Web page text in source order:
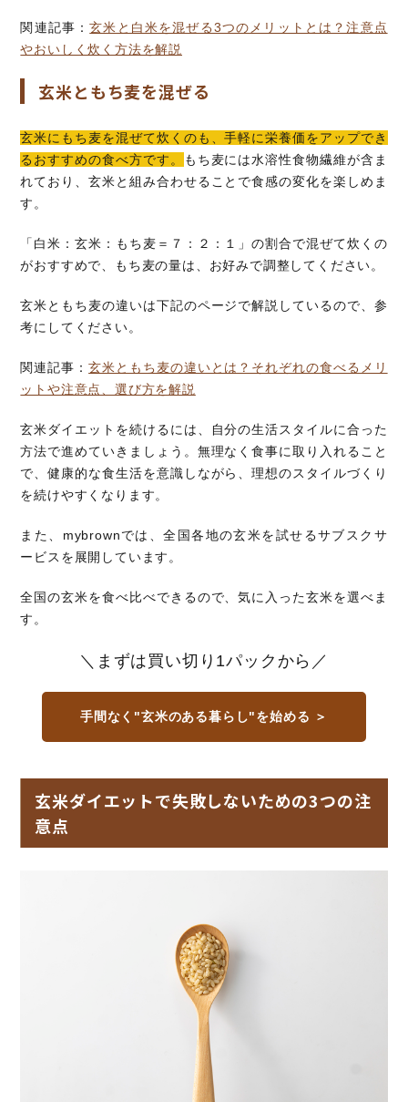
関連記事：玄米と白米を混ぜる3つのメリットとは？注意点
やおいしく炊く方法を解説
玄米ともち麦を混ぜる
玄米にもち麦を混ぜて炊くのも、手軽に栄養価をアップでき
るおすすめの食べ方です。
もち麦には水溶性食物繊維が含ま
れており、玄米と組み合わせることで食感の変化を楽しめま
す。
「白米：玄米：もち麦＝７：２：１」の割合で混ぜて炊くの
がおすすめで、もち麦の量は、お好みで調整してください。
玄米ともち麦の違いは下記のページで解説しているので、参
考にしてください。
関連記事：玄米ともち麦の違いとは？それぞれの食べるメリ
ットや注意点、選び方を解説
玄米ダイエットを続けるには、自分の生活スタイルに合った
方法で進めていきましょう。無理なく食事に取り入れること
で、健康的な食生活を意識しながら、理想のスタイルづくり
を続けやすくなります。
また、mybrownでは、全国各地の玄米を試せるサブスクサ
ービスを展開しています。
全国の玄米を食べ比べできるので、気に入った玄米を選べま
す。
＼まずは買い切り1パックから／
手間なく"玄米のある暮らし"を始める ＞
玄米ダイエットで失敗しないための3つの注
意点